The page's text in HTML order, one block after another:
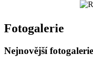
Fotogalerie
Nejnovější fotogalerie